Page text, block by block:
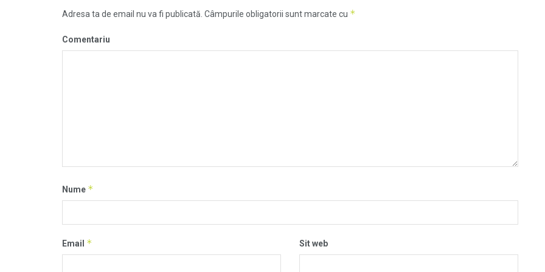
Adresa ta de email nu va fi publicată. Câmpurile obligatorii sunt marcate cu *
Comentariu
Nume *
Email * Sit web